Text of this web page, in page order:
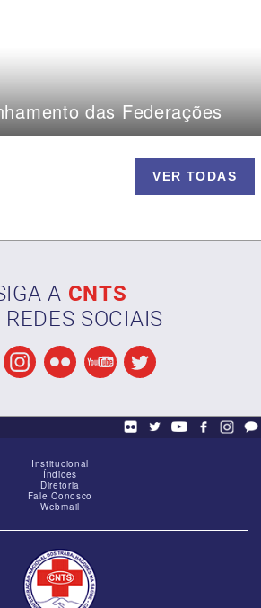
das Federações
VER TODAS
A CNTS
SOCIAIS
Institucional
Índices
Diretoria
Fale Conosco
Webmail